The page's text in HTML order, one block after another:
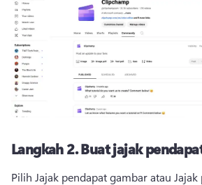
Langkah 2.Buat jajak
Pilih Jajak pendapat gambar atau Jajak